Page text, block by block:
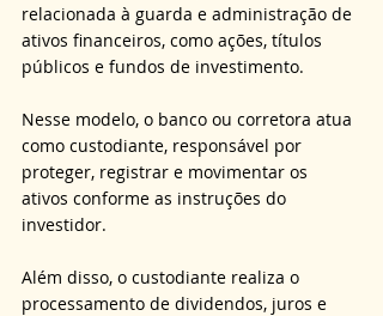
relacionada à guarda e administração de
ativos financeiros, como ações, títulos
públicos e fundos de investimento.
Nesse modelo, o banco ou corretora atua
como custodiante, responsável por
proteger, registrar e movimentar os
ativos conforme as instruções do
investidor.
Além disso, o custodiante realiza o
processamento de dividendos, juros e